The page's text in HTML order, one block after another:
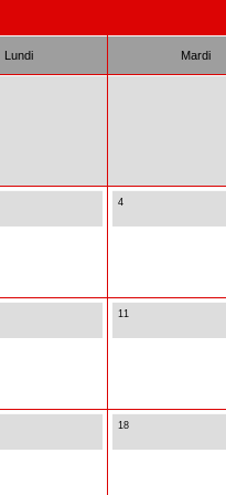
Lundi Mardi
4
11
18